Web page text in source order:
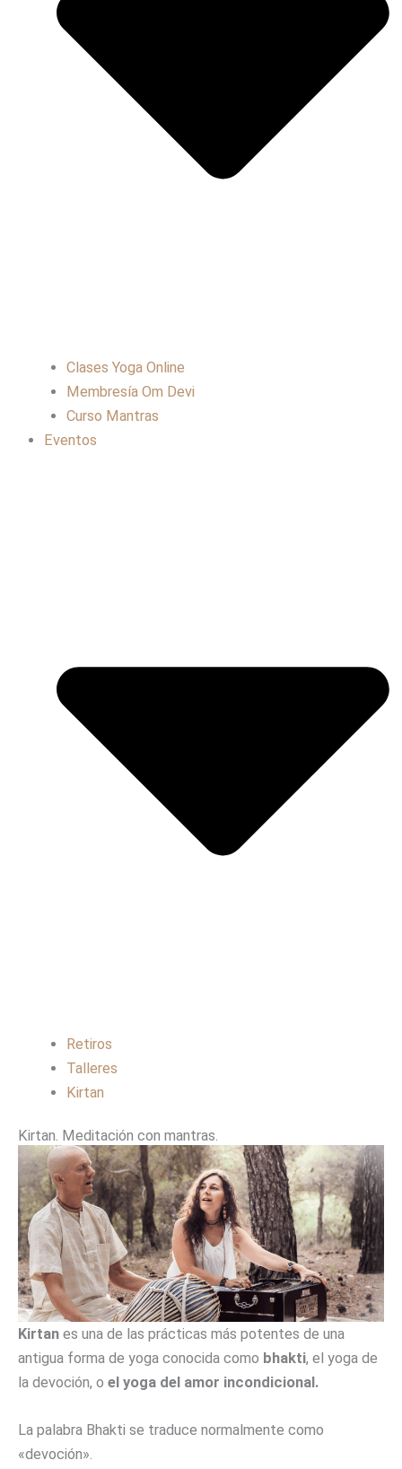
Clases Yoga Online
Membresía Om Devi
Curso Mantras
Eventos
Retiros
Talleres
Kirtan
Kirtan. Meditación con mantras.
Kirtan es una de las prácticas más potentes de una
antigua forma de yoga conocida como bhakti, el yoga de
la devoción, o el yoga del amor incondicional.
La palabra Bhakti se traduce normalmente como
«devoción».